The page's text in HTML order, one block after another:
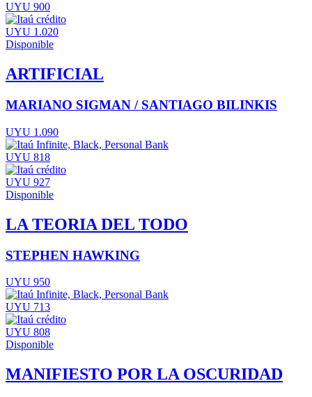
UYU 900
UYU 1.020
Disponible
ARTIFICIAL
MARIANO SIGMAN / SANTIAGO BILINKIS
UYU 1.090
UYU 818
UYU 927
Disponible
LA TEORIA DEL TODO
STEPHEN HAWKING
UYU 950
UYU 713
UYU 808
Disponible
MANIFIESTO POR LA OSCURIDAD